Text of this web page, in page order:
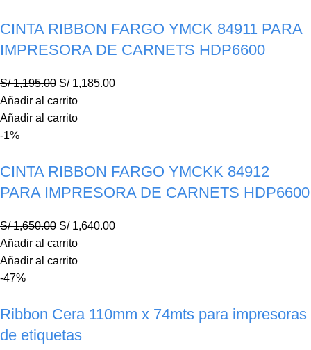
CINTA RIBBON FARGO YMCK 84911 PARA
IMPRESORA DE CARNETS HDP6600
S/1,195.00 S/1,185.00
Añadir al carrito
Añadir al carrito
-1%
CINTA RIBBON FARGO YMCKK 84912
PARA IMPRESORA DE CARNETS HDP6600
S/1,650.00 S/1,640.00
Añadir al carrito
Añadir al carrito
-47%
Ribbon Cera 110mm x 74mts para impresoras
de etiquetas